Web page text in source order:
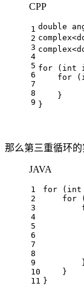
CPP
1
2
3
4
5
6
7
8
9
double
complex<
complex<
for ( int
for (
    }
}
那么第三重循环的
JAVA
1
2
3
4
5
6
7
8
9
10
11
for ( int
for (
    }
}